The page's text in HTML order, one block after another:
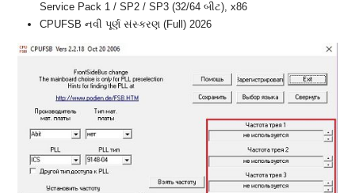
Service Pack 1 / SP2 / SP3 (32/64 બીટ), x86
CPUFSB નવી પૂર્ણ સંસ્કરણ (Full) 2026